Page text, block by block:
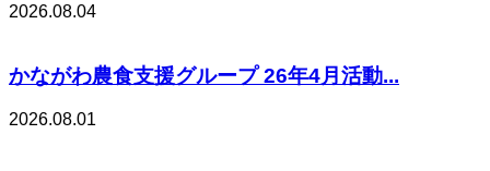
2026.08.04
かながわ農食支援グループ 26年4月活動...
2026.08.01